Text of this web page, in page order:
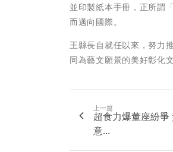
並印製紙本手冊，正所謂
而邁向國際。
王縣長自就任以來，努力
同為藝文願景的美好彰化
上一篇
超食力爆董座紛
意...